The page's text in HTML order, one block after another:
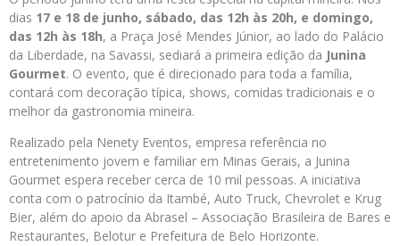
dias 17 e 18 de junho, sábado, das 12h às 20h, e domingo,
das 12h às 18h, a Praça José Mendes Júnior, ao lado do Palácio
da Liberdade, na Savassi, sediará a primeira edição da Junina
Gourmet. O evento, que é direcionado para toda a família,
contará com decoração típica, shows, comidas tradicionais e o
melhor da gastronomia mineira.
Realizado pela Nenety Eventos, empresa referência no
entretenimento jovem e familiar em Minas Gerais, a Junina
Gourmet espera receber cerca de 10 mil pessoas. A iniciativa
conta com o patrocínio da Itambé, Auto Truck, Chevrolet e Krug
Bier, além do apoio da Abrasel – Associação Brasileira de Bares e
Restaurantes, Belotur e Prefeitura de Belo Horizonte.